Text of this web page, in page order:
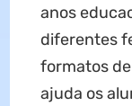
anos
diferentes
formatos
ajuda os